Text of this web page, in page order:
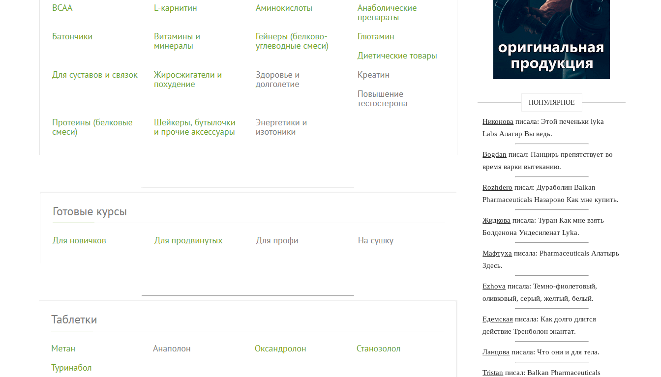
ПОПУЛЯРНОЕ
Никонова писала: Этой печеньки lyka
Labs Алагир Вы ведь.
Bogdan писал: Панцирь препятствует во
время варки вытеканию.
Rozhdero писал: Дураболин Balkan
Pharmaceuticals Назарово Как мне купить.
Жидкова писала: Туран Как мне взять
Болденона Ундесиленат Lyka.
Мафтуха писала: Pharmaceuticals Алатырь
Здесь.
Ezhova писала: Темно-фиолетовый,
оливковый, серый, желтый, белый.
Едемская писала: Как долго длится
действие Тренболон энантат.
Ланцова писала: Что они и для тела.
Tristan писал: Balkan Pharmaceuticals